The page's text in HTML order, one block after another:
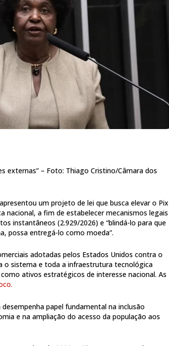
externas” – Foto: Thiago Cristino/Câmara dos
um projeto de lei que busca elevar o Pix
a fim de estabelecer mecanismos legais
instantâneos (2.929/2026) e “blindá-lo para que
possa entregá-lo como moeda”.
adotadas pelos Estados Unidos contra o
o sistema e toda a infraestrutura tecnológica
ativos estratégicos de interesse nacional. As
papel fundamental na inclusão
e na ampliação do acesso da população aos